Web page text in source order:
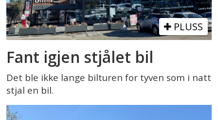
PLUSS
Fant igjen stjålet bil
Det ble ikke lange bilturen for tyven som i natt
stjal en bil.